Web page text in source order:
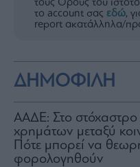
τους Όρους του
το account σας εδώ,
report ακατάλληλα/
ΔΗΜΟΦΙΛΗ
ΑΑΔΕ: Στο στόχαστρο
χρημάτων μεταξύ
Πότε μπορεί να
φορολογηθούν